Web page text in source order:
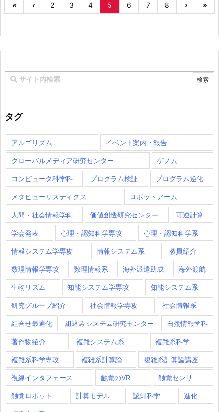
« ‹ 2 3 4 5 6 7 8 › »
タグ
アルゴリズム イベント案内・報告
グローバルメディア研究センター ゲノム
コンピュータ科学科 プログラム検証 プログラム逆化
メタヒューリスティクス ロボットアーム
人間・社会情報学科 価値創造研究センター 可逆計算
学会発表 心理・認知科学専攻 心理・認知科学系
情報システム学専攻 情報システム系 教員紹介
数理情報学専攻 数理情報系 海外派遣助成 海外渡航
生物リズム 知能システム学専攻 知能システム系
研究グループ紹介 社会情報学専攻 社会情報系
組合せ最適化 組込みシステム研究センター 自然情報学科
著作物紹介 複雑システム系 複雑系科学
複雑系科学専攻 複雑系計算論 複雑系計算論講座
視線インタフェース 触覚のVR 触覚センサ
触覚ロボット 計算モデル 認知科学 進化